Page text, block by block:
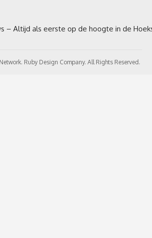
Ruby Design Company. All Rights Reserved.